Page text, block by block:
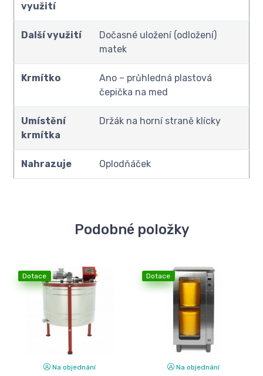
využití
Další využití
Dočasné uložení (odložení)
matek
Krmítko
Ano – průhledná plastová
čepička na med
Umístění
krmítka
Držák na horní straně klícky
Nahrazuje Oplodňáček
Podobné položky
Dotace
Na objednání
Dotace
Na objednání